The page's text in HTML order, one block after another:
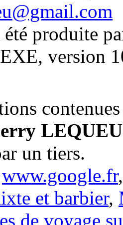
été produite
version
LEQUEU
un tiers.
www.google.fr
et barbier,
de voyage